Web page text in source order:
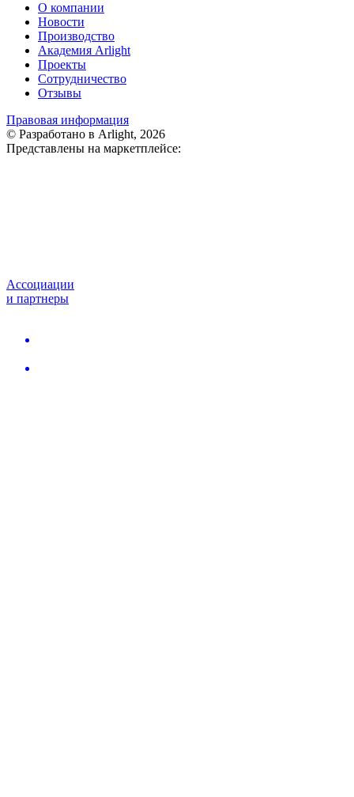
О компании
Новости
Производство
Академия Arlight
Проекты
Сотрудничество
Отзывы
Правовая информация
© Разработано в Arlight, 2026
Представлены на маркетплейсе:
Ассоциации
и партнеры